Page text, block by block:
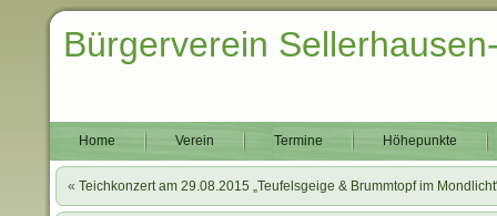
Bürgerverein
Home Verein Termine Höhepunkte
« Teichkonzert am 29.08.2015 „Teufelsgeige & Brummtopf im